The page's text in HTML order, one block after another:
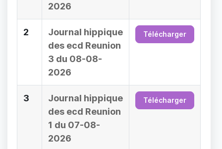
2026
2
Journal hippique
des ecd Reunion
3 du 08-08-
2026
Télécharger
3
Journal hippique
des ecd Reunion
1 du 07-08-
2026
Télécharger